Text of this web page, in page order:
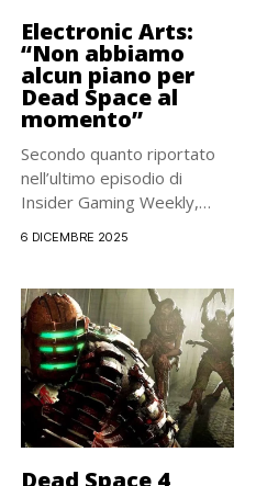
Electronic Arts:
“Non abbiamo
alcun piano per
Dead Space al
momento”
Secondo quanto riportato
nell’ultimo episodio di
Insider Gaming Weekly,
6 DICEMBRE 2025
Dead Space 4